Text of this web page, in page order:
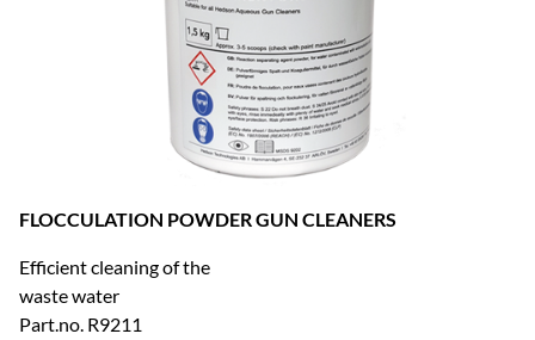
FLOCCULATION POWDER GUN CLEANERS
Efficient cleaning of the
waste water
Part.no. R9211